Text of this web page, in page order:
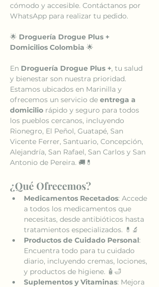
cómodo y accesible. Contáctanos por
WhatsApp para realizar tu pedido.
🌟 Droguería Drogue Plus +
Domicilios Colombia 🌟
En Droguería Drogue Plus +, tu salud
y bienestar son nuestra prioridad.
Estamos ubicados en Marinilla y
ofrecemos un servicio de entrega a
domicilio rápido y seguro para todos
los pueblos cercanos, incluyendo
Rionegro, El Peñol, Guatapé, San
Vicente Ferrer, Santuario, Concepción,
Alejandría, San Rafael, San Carlos y San
Antonio de Pereira. 🚚💊
¿Qué Ofrecemos?
Medicamentos Recetados: Accede
a todos los medicamentos que
necesitas, desde antibióticos hasta
tratamientos especializados. 💊🔬
Productos de Cuidado Personal:
Encuentra todo para tu cuidado
diario, incluyendo cremas, lociones,
y productos de higiene. 🧴🛁
Suplementos y Vitaminas: Mejora